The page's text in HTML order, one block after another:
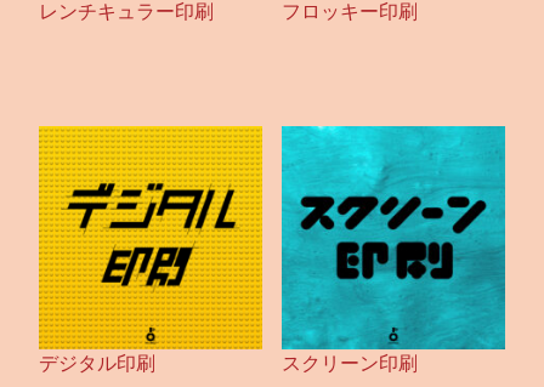
レンチキュラー印刷 フロッキー印刷
デジタル印刷 スクリーン印刷